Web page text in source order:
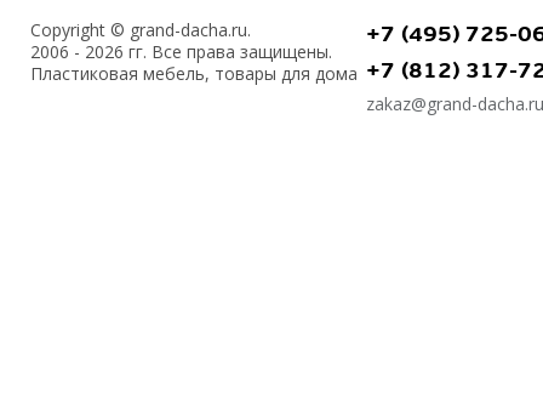
Copyright © grand-dacha.ru.
2006 - 2026 гг. Все права защищены.
Пластиковая мебель, товары для дома
+7 (495) 725-
+7 (812) 317-
zakaz@grand-dacha.ru